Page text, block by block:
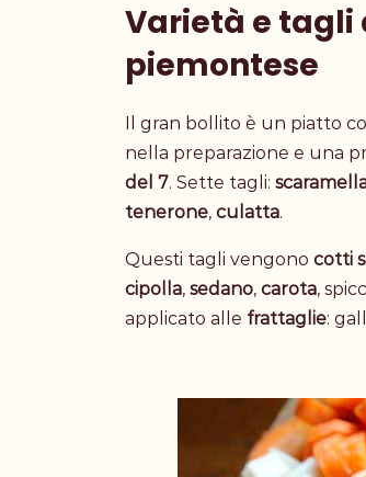
Varietà e tagli
piemontese
Il gran bollito è un piatto
nella preparazione e una
del 7. Sette tagli:
tenerone, culatta.
Questi tagli vengono cotti
cipolla, sedano, carota,
applicato alle frattaglie: